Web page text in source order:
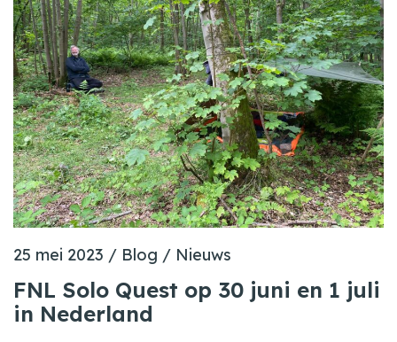
25 mei 2023 / Blog / Nieuws
FNL Solo Quest op 30 juni en 1 juli
in Nederland